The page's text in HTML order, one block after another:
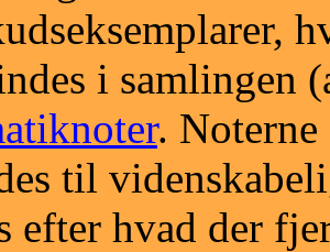
i samlingen
. Noterne
til
efter hvad der